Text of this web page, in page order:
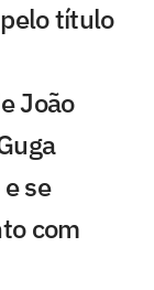
título
João
se
com